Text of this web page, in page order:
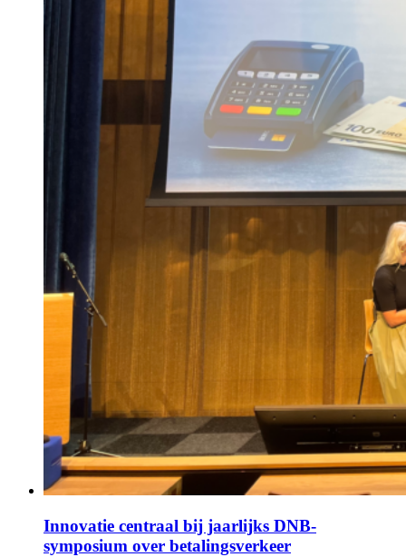
Innovatie centraal bij jaarlijks DNB-
symposium over betalingsverkeer